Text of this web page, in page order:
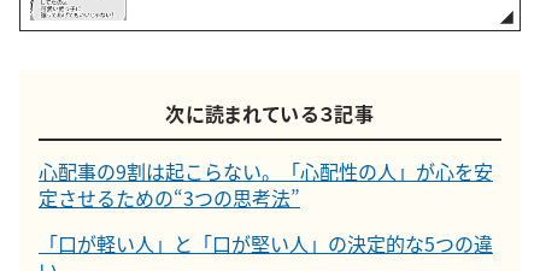
次に読まれている３記事
心配事の9割は起こらない。「心配性の人」が心を安
定させるための“3つの思考法”
「口が軽い人」と「口が堅い人」の決定的な5つの違